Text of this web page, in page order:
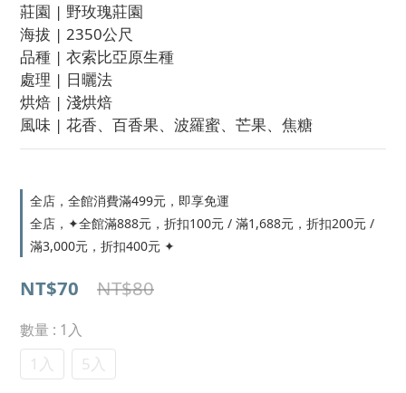
莊園 | 野玫瑰莊園
海拔 | 2350公尺
品種 | 衣索比亞原生種
處理 | 日曬法
烘焙 | 淺烘焙
風味 | 花香、百香果、波羅蜜、芒果、焦糖
全店，全館消費滿499元，即享免運
全店，✦全館滿888元，折扣100元 / 滿1,688元，折扣200元 /
滿3,000元，折扣400元 ✦
NT$80
NT$70
數量 : 1入
1入 5入